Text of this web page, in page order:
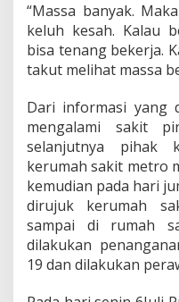
“Massa banyak.
keluh kesah. Kalau
bisa tenang bekerja.
takut melihat massa
Dari informasi yang
mengalami sakit
selanjutnya pihak
kerumah sakit metro
kemudian pada hari
dirujuk kerumah
sampai di rumah
dilakukan
19 dan dilakukan